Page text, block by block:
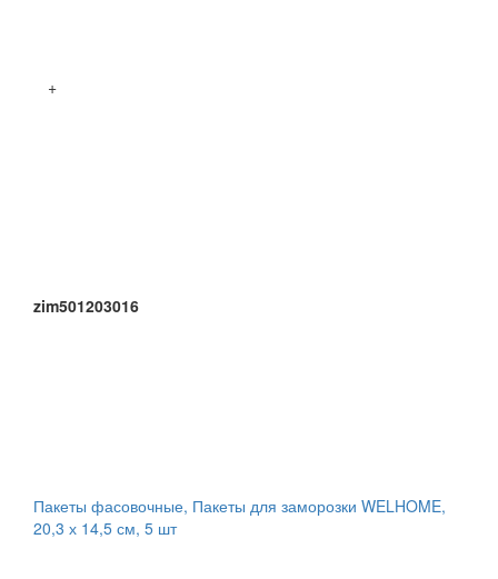
+
zim501203016
Пакеты фасовочные, Пакеты для заморозки WELHOME,
20,3 х 14,5 см, 5 шт